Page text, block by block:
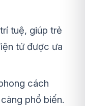
tuệ, giúp trẻ
tử được ưa
cách
phổ biến.